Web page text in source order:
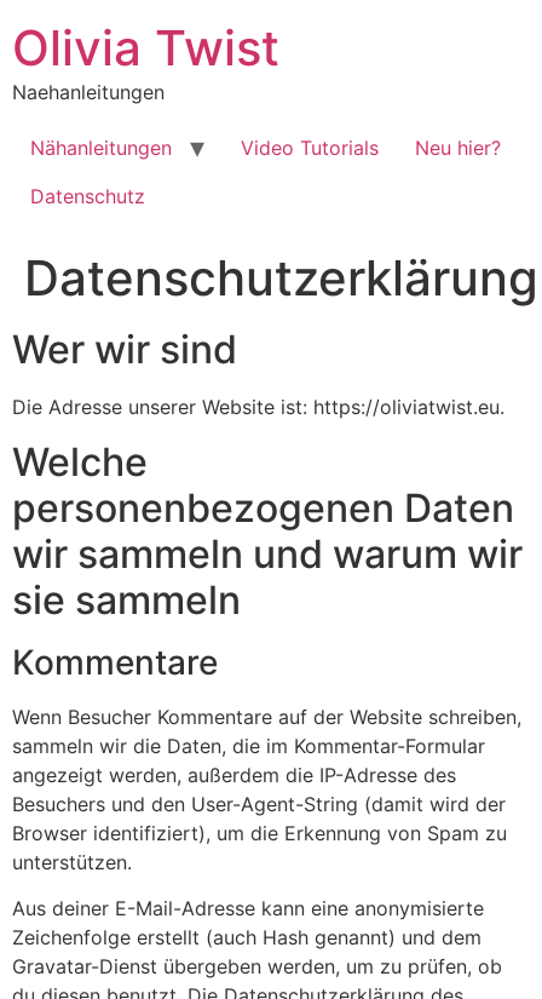
Inhalt
springen
Olivia Twist
Naehanleitungen
Nähanleitungen Video Tutorials
Neu hier?
Datenschutz
Datenschutzerklärung
Wer wir sind
Die Adresse unserer Website ist: https://oliviatwist.eu.
Welche
personenbezogenen Daten
wir sammeln und warum wir
sie sammeln
Kommentare
Wenn Besucher Kommentare auf der Website schreiben,
sammeln wir die Daten, die im Kommentar-Formular
angezeigt werden, außerdem die IP-Adresse des
Besuchers und den User-Agent-String (damit wird der
Browser identifiziert), um die Erkennung von Spam zu
unterstützen.
Aus deiner E-Mail-Adresse kann eine anonymisierte
Zeichenfolge erstellt (auch Hash genannt) und dem
Gravatar-Dienst übergeben werden, um zu prüfen, ob